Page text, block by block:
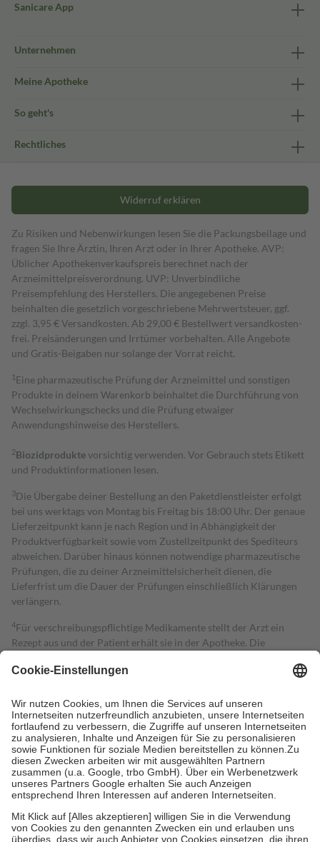
Sanicare App
Unternehmen
Meine Apotheke
So geht's
Rechtliches
Widerruf erklären
Zu Risiken und Nebenwirkungen lesen Sie die Packungsbeilage und
fragen Sie Ihre Ärztin, Ihren Arzt oder in Ihrer Apotheke. AVP:
Üblicher Apothekenverkaufspreis berechnet nach der
Arzneimittelpreisverordnung. UVP: Unverbindliche
Preisempfehlung des Herstellers. Die angegebenen Preise
beinhalten die gesetzlich vorgeschriebene Mehrwertsteuer, ggf.
zzgl. 3,95 € Versandkosten. Ab 29,00 € Bestell­wert versand­kosten­
frei. Preisänderungen und Irrtümer vorbehalten. Alle Angebote
und Gratis-Beigaben nur solange der Vorrat reicht.
1 Eine pharmazeutische Prüfung der Arzneimittel und sonstigen
Produkte in deinem Warenkorb beinhaltet die Durchführung von
Wechselwirkungschecks und die Prüfung etwaiger
Anwendungshinweise des Herstellers.
2Biozidproduktevorsichtig verwenden. Vor Gebrauch stets Etikett
und Produktinformationen lesen.
3Die Übergabe deiner Bestellung an den Paketdienstleister erfolgt
bei uns werktags von Montag bis Freitag bis 18:00 Uhr. Der genaue
Lieferzeitpunkt kann je nach Region und in Abhängigkeit der
Produktverfügbarkeit sowie vom Zustellzeitpunkt des Spediteurs
abweichen. Darüber hinaus können notwendige pharmazeutische
Prüfungen, die zu deiner Arzneimittelsicherheit dienen, die
Lieferfrist um die Dauer der Prüfungen einschließlich Klärungen
verlängern.
4Für verschreibungspflichtige Medikamente stellt der Arzt ein
Rezept aus und der Patient erhält sie in der Apotheke. Die
Kosten dafür, der Versicherte trägt einen Teil davon als Zuzahlung
Grundsätzlich leisten Mitglieder Zuzahlungen in Höhe von zehn
Prozent des Abgabepreises,mindestensjedochfünf Euround
höchstens zehn Euro.Es sind jedoch nie mehr als die tatsächlichen
Kosten der Leistung zu entrichten.
Diese Regeln gelten grundsätzlich auch für Online-Apotheken.
Bei Heilmitteln und häuslicher Krankenpflege beträgt die
Zuzahlung zehn Prozent der Kosten sowie zehn Euro je
Um das Engagement der Versicherten für ihre eigene Gesundheit zu
stärken und die besondere Stellung der Familie zu unterstützen,